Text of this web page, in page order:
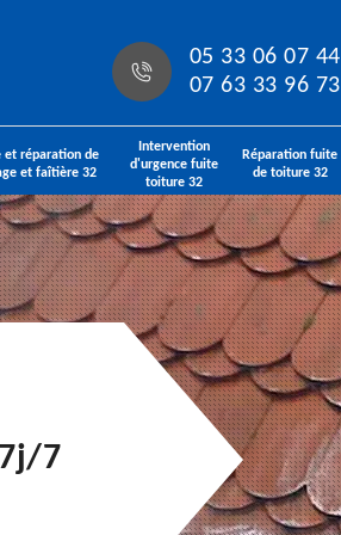
05 33 06 07 44
07 63 33 96 73
et réparation de
et faîtière 32
Intervention
d'urgence fuite
toiture 32
Réparation fuite
de toiture 32
7